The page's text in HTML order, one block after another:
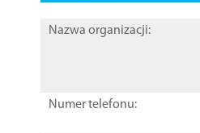
Nazwa organizacji:
Numer telefonu: